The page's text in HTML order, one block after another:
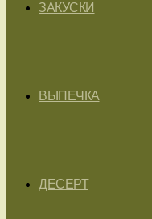
ЗАКУСКИ
ВЫПЕЧКА
ДЕСЕРТ